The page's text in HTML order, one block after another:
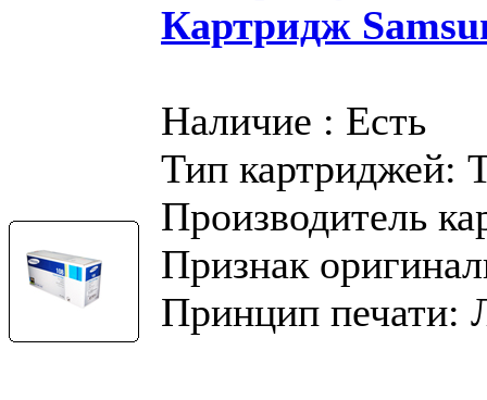
Картридж
Наличие : Есть
Тип картриджей:
Производитель
Признак
Принцип печати: